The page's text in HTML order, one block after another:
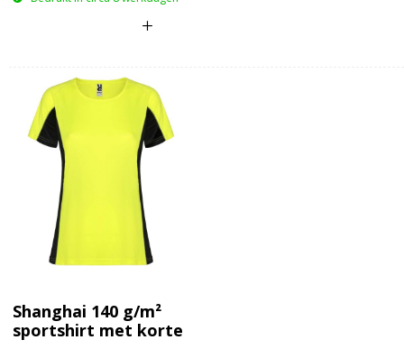
Shanghai 140 g/m²
sportshirt met korte